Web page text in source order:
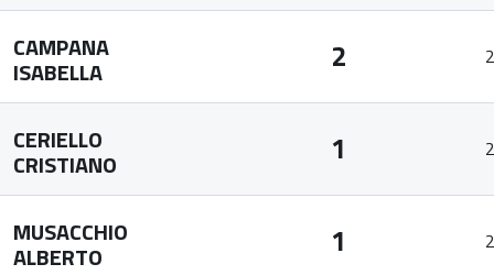
CAMPANA
ISABELLA 2
CERIELLO
CRISTIANO 1
MUSACCHIO
ALBERTO 1